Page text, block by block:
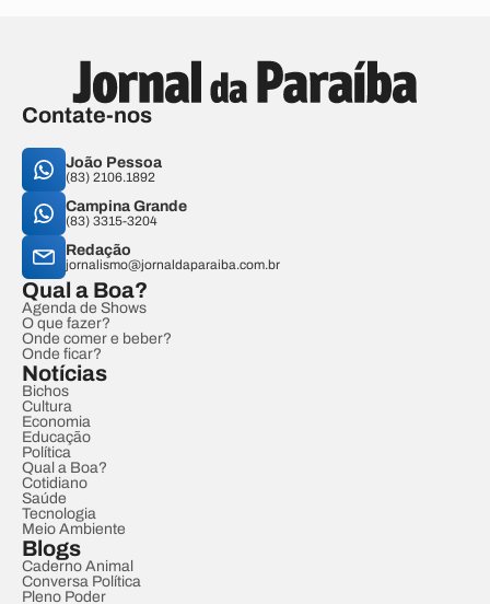
Contate-nos
João Pessoa
(83) 2106.1892
Campina Grande
(83) 3315-3204
Redação
jornalismo@jornaldaparaiba.com.br
Qual a Boa?
Agenda de Shows
O que fazer?
Onde comer e beber?
Onde ficar?
Notícias
Bichos
Cultura
Economia
Educação
Política
Qual a Boa?
Cotidiano
Saúde
Tecnologia
Meio Ambiente
Blogs
Caderno Animal
Conversa Política
Pleno Poder